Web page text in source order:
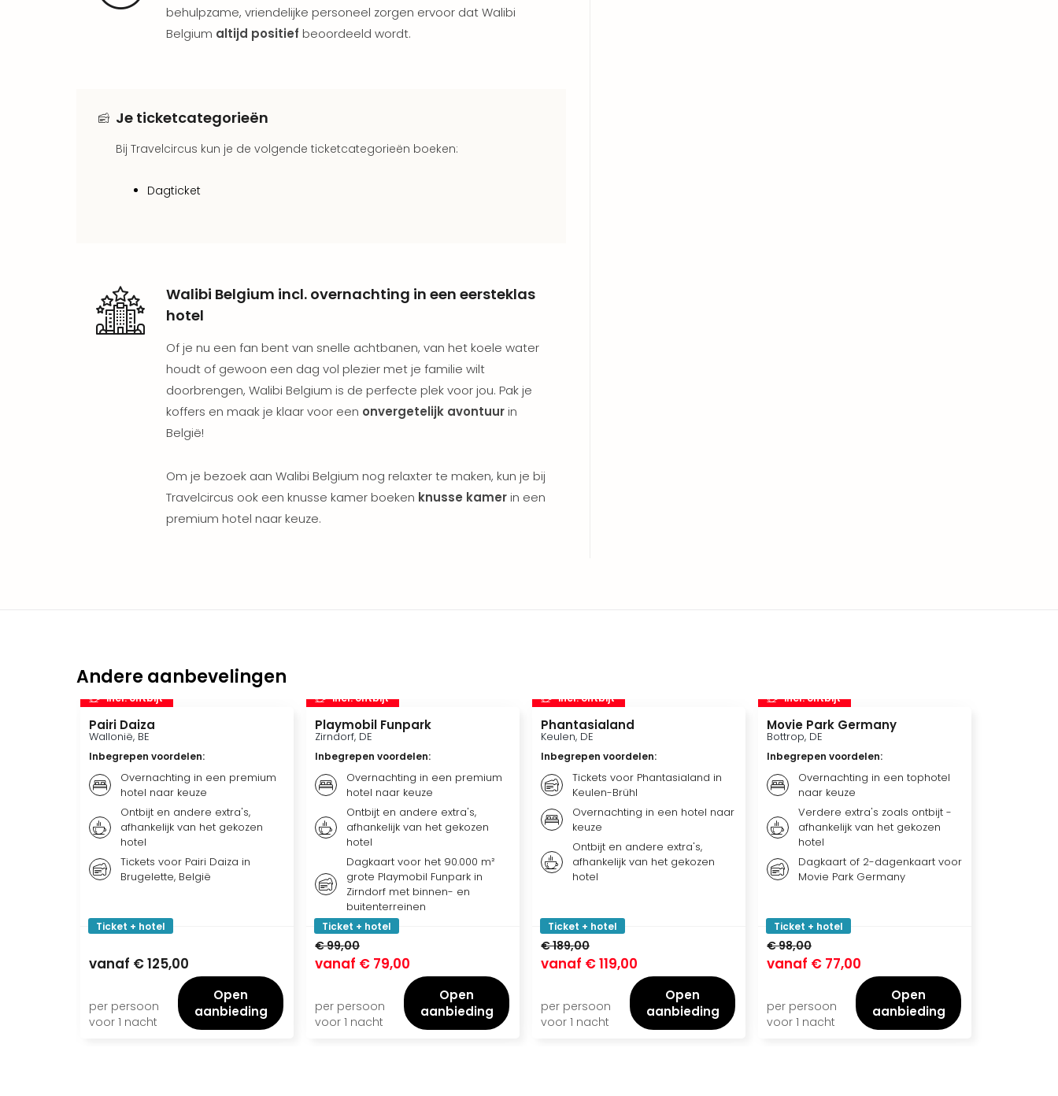
behulpzame, vriendelijke personeel zorgen ervoor dat Walibi
Belgium altijd positief beoordeeld wordt.
Je ticketcategorieën
Bij Travelcircus kun je de volgende ticketcategorieën boeken:
Dagticket
Walibi Belgium incl. overnachting in een eersteklas
hotel
Of je nu een fan bent van snelle achtbanen, van het koele water
houdt of gewoon een dag vol plezier met je familie wilt
doorbrengen, Walibi Belgium is de perfecte plek voor jou. Pak je
koffers en maak je klaar voor een onvergetelijk avontuurin
België!
Om je bezoek aan Walibi Belgium nog relaxter te maken, kun je bij
Travelcircus ook een knusse kamer boeken knusse kamerin een
premium hotel naar keuze.
Andere aanbevelingen
incl. ontbijt
Pairi Daiza
Wallonië, BE
Inbegrepen voordelen:
Overnachting in een premium
hotel naar keuze
Ontbijt en andere extra's,
afhankelijk van het gekozen
hotel
Tickets voor Pairi Daiza in
Brugelette, België
Ticket + hotel
vanaf € 125,00
per persoon
voor 1 nacht
Open
aanbieding
incl. ontbijt
Playmobil Funpark
Zirndorf, DE
Inbegrepen voordelen:
Overnachting in een premium
hotel naar keuze
Ontbijt en andere extra's,
afhankelijk van het gekozen
hotel
Dagkaart voor het 90.000 m²
grote Playmobil Funpark in
Zirndorf met binnen- en
buitenterreinen
Ticket + hotel
€ 99,00
vanaf € 79,00
per persoon
voor 1 nacht
Open
aanbieding
incl. ontbijt
Phantasialand
Keulen, DE
Inbegrepen voordelen:
Tickets voor Phantasialand in
Keulen-Brühl
Overnachting in een hotel naar
keuze
Ontbijt en andere extra's,
afhankelijk van het gekozen
hotel
Ticket + hotel
€ 189,00
vanaf € 119,00
per persoon
voor 1 nacht
Open
aanbieding
incl. ontbijt
Movie Park Germany
Bottrop, DE
Inbegrepen voordelen:
Overnachting in een tophotel
naar keuze
Verdere extra's zoals ontbijt -
afhankelijk van het gekozen
hotel
Dagkaart of 2-dagenkaart voor
Movie Park Germany
Ticket + hotel
€ 98,00
vanaf € 77,00
per persoon
voor 1 nacht
Open
aanbieding